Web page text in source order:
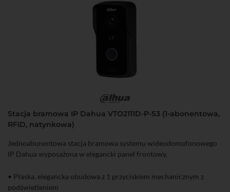
Stacja bramowa IP Dahua VTO2111D-P-S3 (1-abonentowa,
RFID, natynkowa)
Jednoabonentowa stacja bramowa systemu wideodomofonowego
IP Dahua wyposażona w elegancki panel frontowy.
• Płaska, elegancka obudowa z 1 przyciskiem mechanicznym z
podświetleniem